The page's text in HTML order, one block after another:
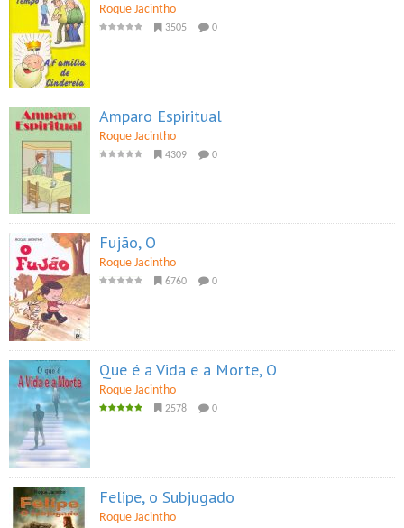
Roque Jacintho
3505 0
Amparo Espiritual
Roque Jacintho
4309 0
Fujão, O
Roque Jacintho
6760 0
Que é a Vida e a Morte, O
Roque Jacintho
2578 0
Felipe, o Subjugado
Roque Jacintho